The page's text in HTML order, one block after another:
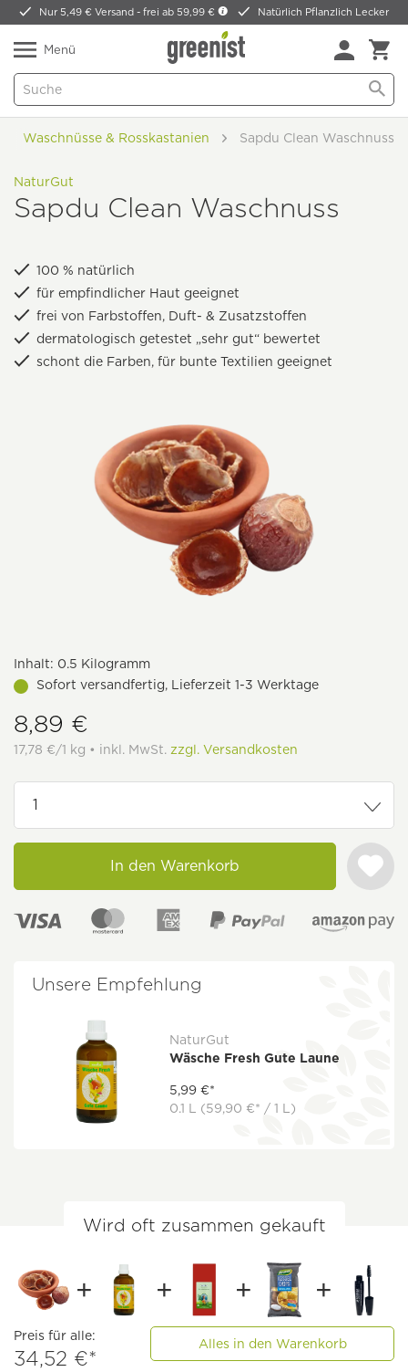
Nur 5,49 € Versand -frei ab 59,99 € Natürlich Pflanzlich Lecker
Menü
Waschnüsse & Rosskastanien Sapdu Clean Waschnuss
NaturGut
Sapdu Clean Waschnuss
100 % natürlich
für empfindlicher Haut geeignet
frei von Farbstoffen, Duft- & Zusatzstoffen
dermatologisch getestet „sehr gut“ bewertet
schont die Farben, für bunte Textilien geeignet
Inhalt: 0.5 Kilogramm
Sofort versandfertig, Lieferzeit 1-3 Werktage
8,89 €
17,78 €/1 kg • inkl. MwSt. zzgl. Versandkosten
In den Warenkorb
Unsere Empfehlung
NaturGut
Wäsche Fresh Gute Laune
5,99 €*
0.1 L (59,90 €* / 1 L)
Wird oft zusammen gekauft
Preis für alle:
34,52 €*
Alles in den Warenkorb